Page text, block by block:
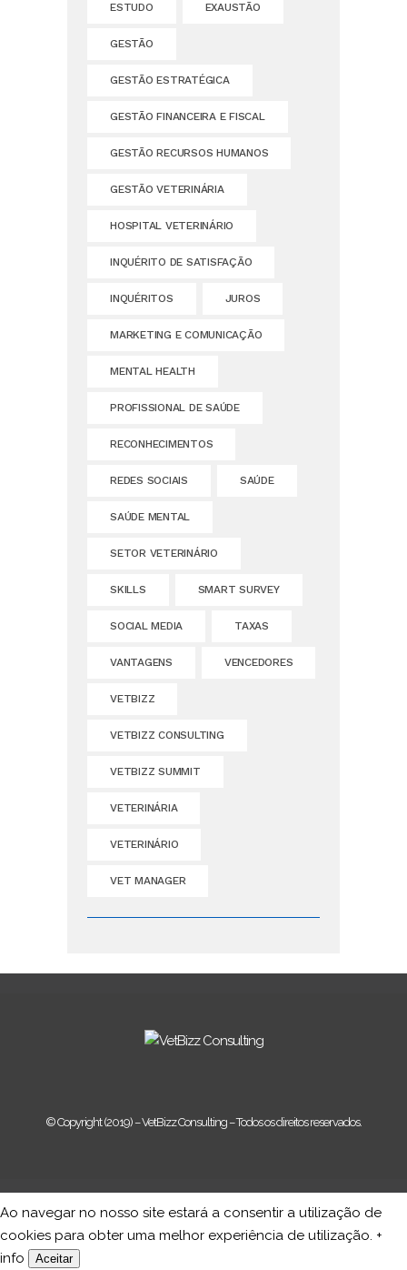
ESTUDO EXAUSTÃO
GESTÃO
GESTÃO ESTRATÉGICA
GESTÃO FINANCEIRA E FISCAL
GESTÃO RECURSOS HUMANOS
GESTÃO VETERINÁRIA
HOSPITAL VETERINÁRIO
INQUÉRITO DE SATISFAÇÃO
INQUÉRITOS JUROS
MARKETING E COMUNICAÇÃO
MENTAL HEALTH
PROFISSIONAL DE SAÚDE
RECONHECIMENTOS
REDES SOCIAIS SAÚDE
SAÚDE MENTAL
SETOR VETERINÁRIO
SKILLS SMART SURVEY
SOCIAL MEDIA TAXAS
VANTAGENS VENCEDORES
VETBIZZ
VETBIZZ CONSULTING
VETBIZZ SUMMIT
VETERINÁRIA
VETERINÁRIO
VET MANAGER
© Copyright (2019) – VetBizz Consulting – Todos os direitos reservados.
Ao navegar no nosso site estará a consentir a utilização de
cookies para obter uma melhor experiência de utilização. +
info
Aceitar